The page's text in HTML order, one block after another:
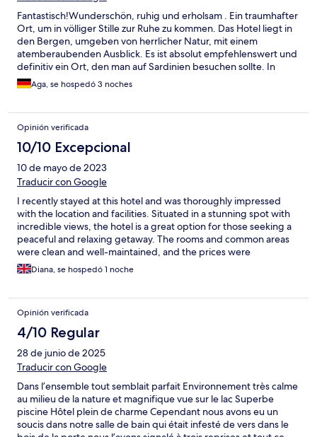
Fantastisch!Wunderschön, ruhig und erholsam . Ein traumhafter
Ort, um in völliger Stille zur Ruhe zu kommen. Das Hotel liegt in
den Bergen, umgeben von herrlicher Natur, mit einem
atemberaubenden Ausblick. Es ist absolut empfehlenswert und
definitiv ein Ort, den man auf Sardinien besuchen sollte. In
weniger als 30 Minuten erreicht man die schönsten Strände
rund um Olbia und Porto Cervo. Das Personal ist äußerst
authentische Gerichte – mit viel Liebe zubereitet. Wir wünschen
Ihnen alles Gute und weiterhin viele zufriedene Gäste!
Aga, se hospedó 3 noches
Opinión verificada
10/10 Excepcional
10 de mayo de 2023
Traducir con Google
I recently stayed at this hotel and was thoroughly impressed
with the location and facilities. Situated in a stunning spot with
incredible views, the hotel is a great option for those seeking a
peaceful and relaxing getaway. The rooms and common areas
were clean and well-maintained, and the prices were
reasonable. One minor inconvenience was that the hotel does
not allow outside food or beverages within its facilities. While
food and drinks are excellent, and the bar service is available
24/7 for added convenience. Overall, I would highly
recommend this hotel to anyone looking for a comfortable and
relaxing stay in a beautiful location. Just be aware of the policy
on outside food and plan accordingly.
Diana, se hospedó 1 noche
Opinión verificada
4/10 Regular
28 de junio de 2025
Traducir con Google
Dans l’ensemble tout semblait parfait Environnement très calme
au milieu de la nature et magnifique vue sur le lac Superbe
piscine Hôtel plein de charme Cependant nous avons eu un
soucis dans notre salle de bain qui était infesté de vers dans le